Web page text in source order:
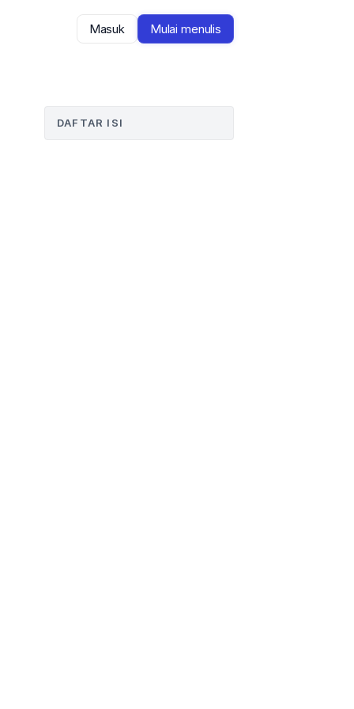
Masuk Mulai menulis
DAFTAR ISI